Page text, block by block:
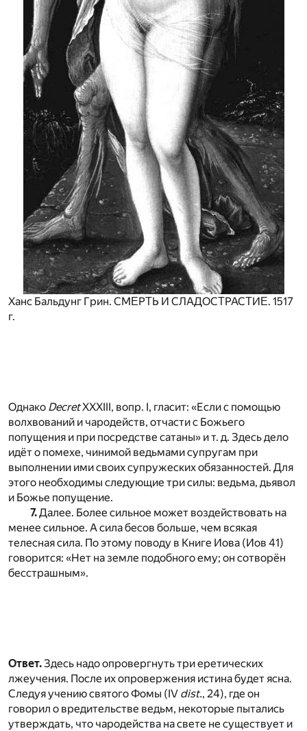
Xaнc Бaльдyнг Гpин. CMΕPΤЬ И CЛAДOCΤPACΤИΕ. 1517
г.
Однако DecretXXXIII, вопр. I, гласит: «Если с помощью
волхвований и чародейств, отчасти с Божьего
попущения и при посредстве сатаны» и т. д. Здесь дело
идёт о помехе, чинимой ведьмами супругам при
выполнении ими своих супружеских обязанностей. Для
этого необходимы следующие три силы: ведьма, дьявол
и Божье попущение.
7.Далее. Более сильное может воздействовать на
менее сильное. А сила бесов больше, чем всякая
телесная сила. По этому поводу в Книге Иова (Иов 41)
говорится: «Нет на земле подобного ему; он сотворён
бесстрашным».
Ответ.Здесь надо опровергнуть три еретических
лжеучения. После их опровержения истина будет ясна.
Следуя учению святого Фомы (IV dist., 24), где он
говорил о вредительстве ведьм, некоторые пытались
утверждать, что чародейства на свете не существует и